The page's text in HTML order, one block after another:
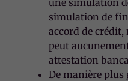
simulation de
accord de
peut
attestation
De manière plus